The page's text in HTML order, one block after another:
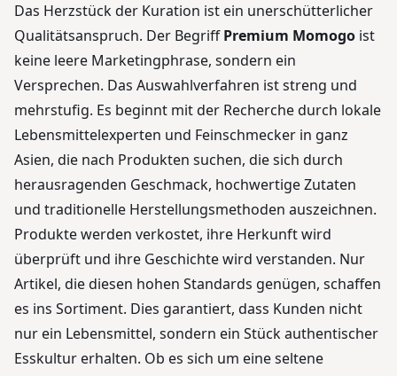
Das Herzstück der Kuration ist ein unerschütterlicher
Qualitätsanspruch. Der BegriffPremium Momogo ist
keine leere Marketingphrase, sondern ein
Versprechen. Das Auswahlverfahren ist streng und
mehrstufig. Es beginnt mit der Recherche durch lokale
Lebensmittelexperten und Feinschmecker in ganz
Asien, die nach Produkten suchen, die sich durch
herausragenden Geschmack, hochwertige Zutaten
und traditionelle Herstellungsmethoden auszeichnen.
Produkte werden verkostet, ihre Herkunft wird
überprüft und ihre Geschichte wird verstanden. Nur
Artikel, die diesen hohen Standards genügen, schaffen
es ins Sortiment. Dies garantiert, dass Kunden nicht
nur ein Lebensmittel, sondern ein Stück authentischer
Esskultur erhalten. Ob es sich um eine seltene